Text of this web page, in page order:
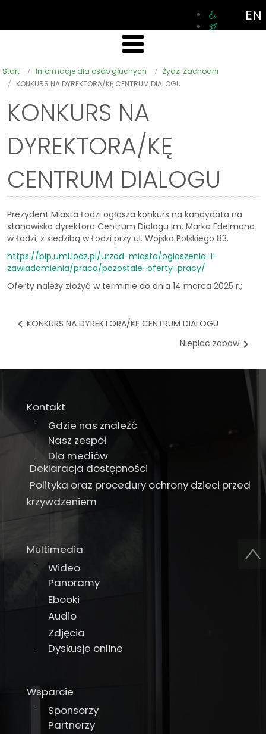
EN
Start Informacje dla osób głuchych
Żydzi Zachodni
KONKURS NA DYREKTORA/KĘ CENTRUM DIALOGU
KONKURS NA
DYREKTORA/KĘ
CENTRUM DIALOGU
Prezydent Miasta Łodzi ogłasza konkurs na kandydata na
stanowisko dyrektora Centrum Dialogu im. Marka Edelmana
w Łodzi, z siedzibą w Łodzi przy ul. Wojska Polskiego 83.
https://bip.uml.lodz.pl/urzad-miasta/ogloszenia-i-
zawiadomienia/praca/pozostale-oferty-pracy/
Oferty należy złożyć w terminie do dnia 14 marca 2025 r.;
KONKURS NA DYREKTORA/KĘ CENTRUM DIALOGU
Nieplac zabaw
Kontakt
Gdzie nas znaleźć
Nasz zespół
Dla mediów
Deklaracja dostępności
Polityka oraz procedury ochrony dzieci przed
krzywdzeniem
Multimedia
Wideo
Panoramy
Ebooki
Audio
Zdjęcia
Dyskusje online
Wsparcie
Sponsorzy
Partnerzy